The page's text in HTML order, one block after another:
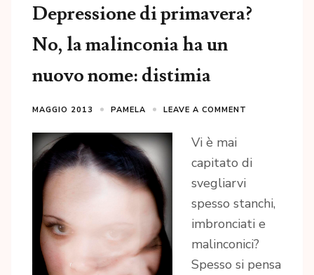
Depressione di primavera?
No, la malinconia ha un
nuovo nome: distimia
MAGGIO 2013 PAMELA LEAVE A COMMENT
Vi è mai
capitato di
svegliarvi
spesso stanchi,
imbronciati e
malinconici?
Spesso si pensa